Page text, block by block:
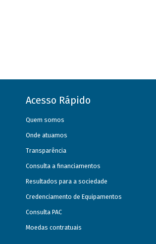
Acesso Rápido
Quem somos
Onde atuamos
Transparência
Consulta a financiamentos
Resultados para a sociedade
Credenciamento de Equipamentos
Consulta PAC
Moedas contratuais